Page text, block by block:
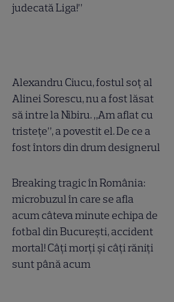
judecată Liga!”
Alexandru Ciucu, fostul soț al
Alinei Sorescu, nu a fost lăsat
să intre la Nibiru. „Am aflat cu
tristețe”, a povestit el. De ce a
fost întors din drum designerul
Breaking tragic în România:
microbuzul în care se afla
acum câteva minute echipa de
fotbal din București, accident
mortal! Câți morți și câți răniți
sunt până acum